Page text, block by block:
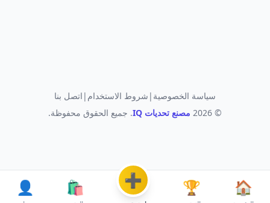
🏠
🏆
➕
🛍️
👤
سياسة الخصوصية | شروط الاستخدام | اتصل بنا
© 2026
مصنع تحديات IQ . جميع الحقوق محفوظة.